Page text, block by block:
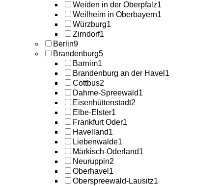
Weiden in der Oberpfalz1
Weilheim in Oberbayern1
Würzburg1
Zirndorf1
Berlin9
Brandenburg5
Barnim1
Brandenburg an der Havel 1
Cottbus2
Dahme-Spreewald1
Eisenhüttenstadt2
Elbe-Elster1
Frankfurt Oder1
Havelland1
Liebenwalde1
Märkisch-Oderland1
Neuruppin2
Oberhavel 1
Oberspreewald-Lausitz1